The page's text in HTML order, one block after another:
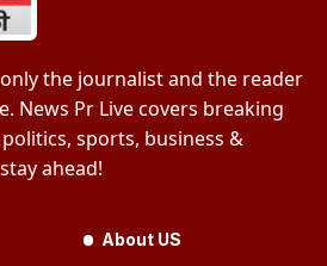
only the journalist and the reader
News Pr Live covers breaking
sports, business &
ahead!
About US